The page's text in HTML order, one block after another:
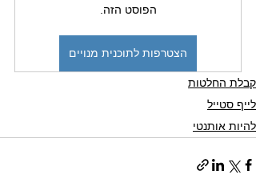
הפוסט הזה.
הצטרפות לתוכנית מנויים
קבלת החלטות
לייף סטייל
להיות אותנטי